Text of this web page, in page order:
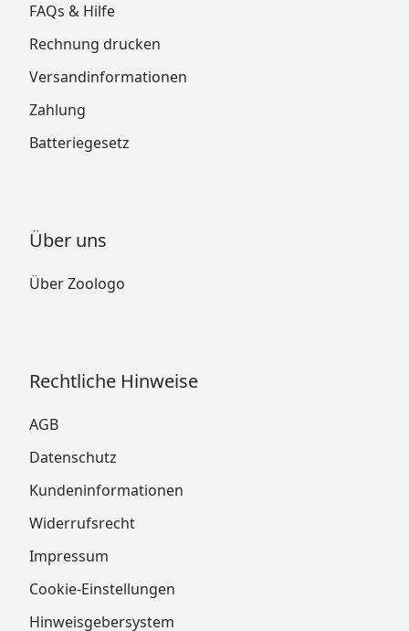
FAQs & Hilfe
Rechnung drucken
Versandinformationen
Zahlung
Batteriegesetz
Über uns
Über Zoologo
Rechtliche Hinweise
AGB
Datenschutz
Kundeninformationen
Widerrufsrecht
Impressum
Cookie-Einstellungen
Hinweisgebersystem